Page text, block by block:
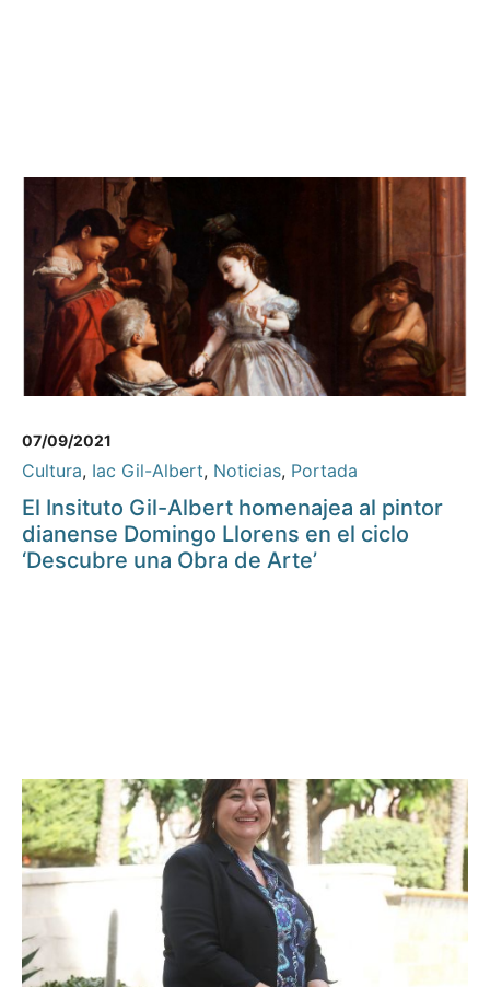
07/09/2021
Cultura, Iac Gil-Albert, Noticias, Portada
El Insituto Gil-Albert homenajea al pintor
dianense Domingo Llorens en el ciclo
‘Descubre una Obra de Arte’